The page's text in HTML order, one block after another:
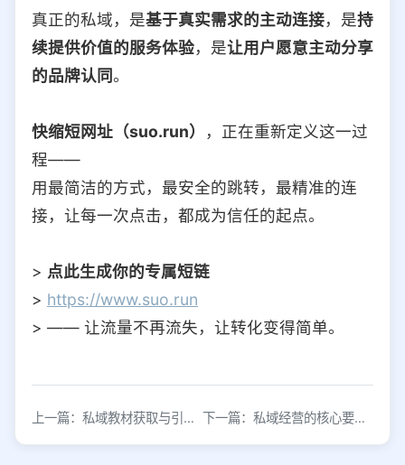
真正的私域，是基于真实需求的主动连接，是持
续提供价值的服务体验，是让用户愿意主动分享
的品牌认同。
快缩短网址（suo.run）
，正在重新定义这一过
程——
用最简洁的方式，最安全的跳转，最精准的连
接，让每一次点击，都成为信任的起点。
> 点此生成你的专属短链
> https://www.suo.run
> —— 让流量不再流失，让转化变得简单。
上一篇：私域教材获取与引流技巧全解析 下一篇：私域经营的核心要素：高效获客工具